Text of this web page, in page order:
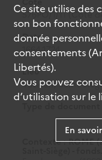
576PO/1/11 (Cote
Date
1664-1724
Lieu
Vatican, Saint-
Contexte : ROME
Ce site utilise des
son bon
donnée
consentements
Libertés).
Vous pouvez
d’utilisation sur le
En